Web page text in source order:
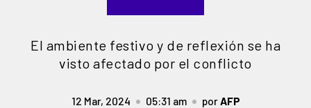
El ambiente festivo y de reflexión se ha
visto afectado por el conflicto
12 Mar, 2024 05:31 am porAFP